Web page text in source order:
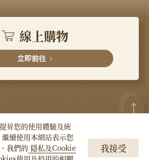
線上購物
立即前往
YANG Co., LTD. All
昇您的使用體驗及統
續使用本網站表示您
我們的 隱私及Cookie
我接受